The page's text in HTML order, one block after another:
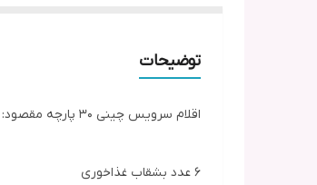
توضیحات
اقلام سرویس چینی ۳۰ پارچه مقصود:
۶ عدد بشقاب غذاخوری